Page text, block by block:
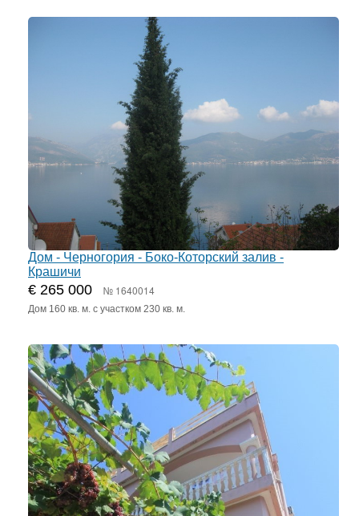
Дом - Черногория - Боко-Которский залив -
Крашичи
€ 265 000 № 1640014
Дом 160 кв. м. с участком 230 кв. м.